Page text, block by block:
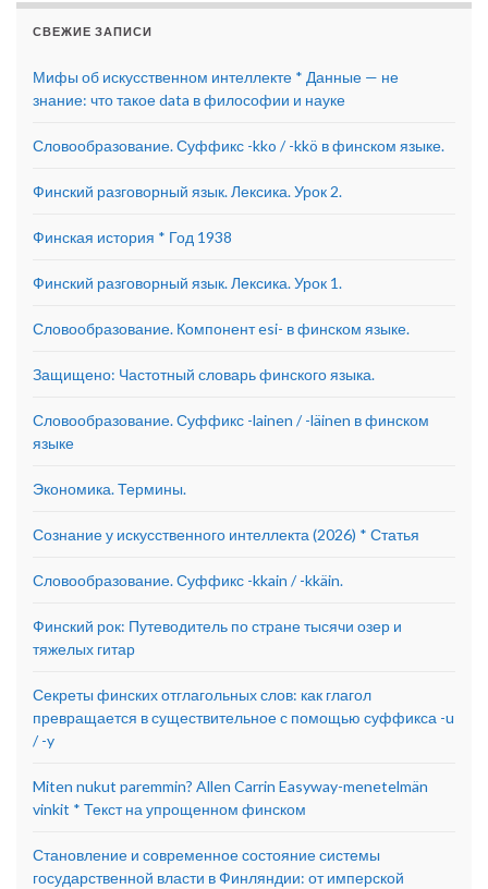
СВЕЖИЕ ЗАПИСИ
Мифы об искусственном интеллекте * Данные — не
знание: что такое data в философии и науке
Словообразование. Суффикс -kko / -kkö в финском языке.
Финский разговорный язык. Лексика. Урок 2.
Финская история * Год 1938
Финский разговорный язык. Лексика. Урок 1.
Словообразование. Компонент esi- в финском языке.
Защищено: Частотный словарь финского языка.
Словообразование. Суффикс -lainen / -läinen в финском
языке
Экономика. Термины.
Сознание у искусственного интеллекта (2026) * Статья
Словообразование. Суффикс -kkain / -kkäin.
Финский рок: Путеводитель по стране тысячи озер и
тяжелых гитар
Секреты финских отглагольных слов: как глагол
превращается в существительное с помощью суффикса -u
/ -y
Miten nukut paremmin? Allen Carrin Easyway-menetelmän
vinkit * Текст на упрощенном финском
Становление и современное состояние системы
государственной власти в Финляндии: от имперской